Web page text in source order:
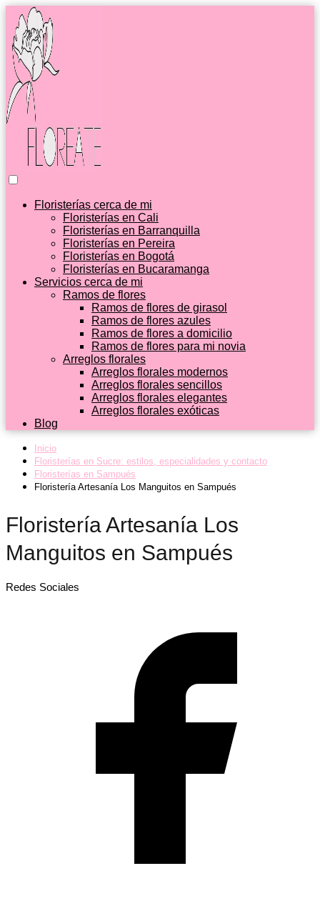
Floristerías cerca de mi
Floristerías en Cali
Floristerías en Barranquilla
Floristerías en Pereira
Floristerías en Bogotá
Floristerías en Bucaramanga
Servicios cerca de mi
Ramos de flores
Ramos de flores de girasol
Ramos de flores azules
Ramos de flores a domicilio
Ramos de flores para mi novia
Arreglos florales
Arreglos florales modernos
Arreglos florales sencillos
Arreglos florales elegantes
Arreglos florales exóticas
Blog
Inicio
Floristerías en Sucre: estilos, especialidades y contacto
Floristerías en Sampués
Floristería Artesanía Los Manguitos en Sampués
Floristería Artesanía Los
Manguitos en Sampués
Redes Sociales